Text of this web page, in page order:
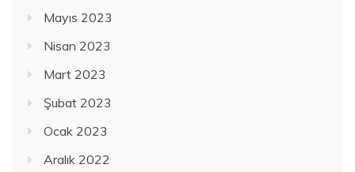
Mayıs 2023
Nisan 2023
Mart 2023
Şubat 2023
Ocak 2023
Aralık 2022